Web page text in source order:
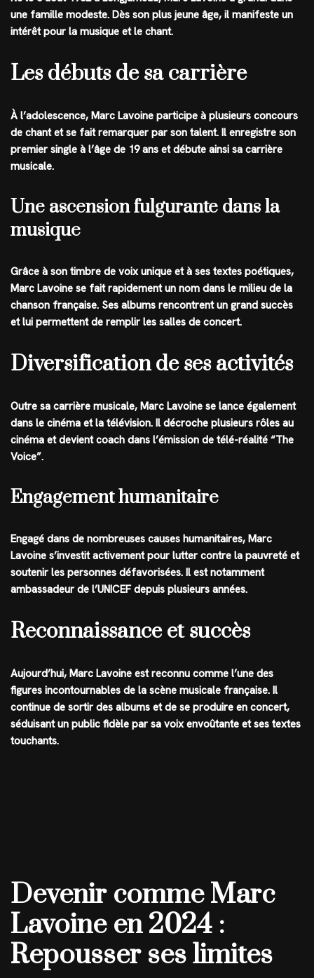
une famille modeste. Dès son plus jeune âge, il manifeste un
intérêt pour la musique et le chant.
Les débuts de sa carrière
À l’adolescence, Marc Lavoine participe à plusieurs concours
de chant et se fait remarquer par son talent. Il enregistre son
premier single à l’âge de 19 ans et débute ainsi sa carrière
musicale.
Une ascension fulgurante dans la
musique
Grâce à son timbre de voix unique et à ses textes poétiques,
Marc Lavoine se fait rapidement un nom dans le milieu de la
chanson française. Ses albums rencontrent un grand succès
et lui permettent de remplir les salles de concert.
Diversification de ses activités
Outre sa carrière musicale, Marc Lavoine se lance également
dans le cinéma et la télévision. Il décroche plusieurs rôles au
cinéma et devient coach dans l’émission de télé-réalité “The
Voice”.
Engagement humanitaire
Engagé dans de nombreuses causes humanitaires, Marc
Lavoine s’investit activement pour lutter contre la pauvreté et
soutenir les personnes défavorisées. Il est notamment
ambassadeur de l’UNICEF depuis plusieurs années.
Reconnaissance et succès
Aujourd’hui, Marc Lavoine est reconnu comme l’une des
figures incontournables de la scène musicale française. Il
continue de sortir des albums et de se produire en concert,
séduisant un public fidèle par sa voix envoûtante et ses textes
touchants.
Devenir comme Marc
Lavoine en 2024 :
Repousser ses limites